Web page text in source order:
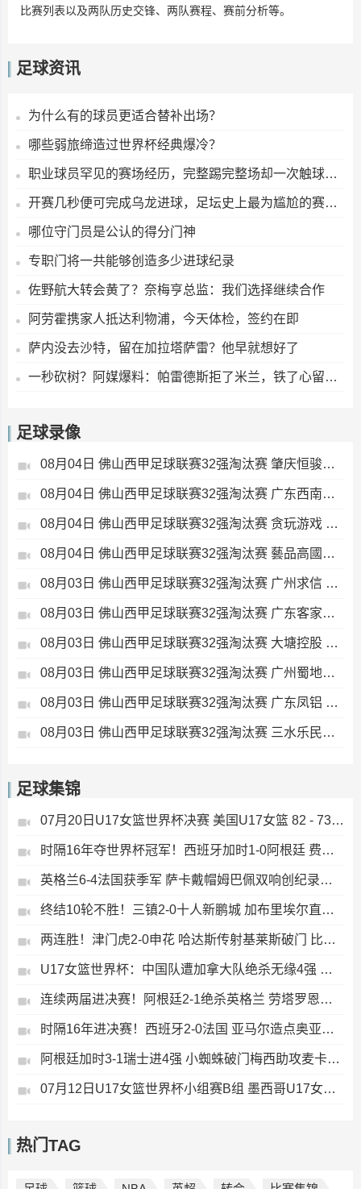
比赛列表以及两队历史交锋、两队赛程、赛前分析等。
足球资讯
为什么有的球员更适合替补出场？
哪些弱旅缔造过世界杯经典爆冷？
职业球员罕见的赛场经历，完整踢完整场却一次触球都没有
开赛几秒便可完成乌龙进球，足坛史上最为尴尬的赛场瞬间
哪位守门员是公认的得分门神
专职门将一共能够创造多少进球纪录
佐野航大转会黄了？奈梅亨总监：我们选择继续合作
阿劳霍携家人抵达利物浦，今天体检，签约在即
萨内没去沙特，留在加拉塔萨雷？他早就想好了
一秒砍树？阿媒爆料：帕雷德斯拒了米兰，铁了心留在博卡
足球录像
08月04日 佛山西甲足球联赛32强淘汰赛 肇庆恒骏成 VS 三七互娱 全场录像
08月04日 佛山西甲足球联赛32强淘汰赛 广东西南建设 VS 香港圣徒 全场录像
08月04日 佛山西甲足球联赛32强淘汰赛 贪玩游戏 VS 美的薪火 全场录像
08月04日 佛山西甲足球联赛32强淘汰赛 藝品高國際 VS 湛江狂狼·粵辉能源 全场录像
08月03日 佛山西甲足球联赛32强淘汰赛 广州求信 VS 顺德新青年 全场录像
08月03日 佛山西甲足球联赛32强淘汰赛 广东客家青年 VS 广州英华思力U17 全场录像
08月03日 佛山西甲足球联赛32强淘汰赛 大塘控股 VS 茂名市点都得 全场录像
08月03日 佛山西甲足球联赛32强淘汰赛 广州蜀地红 VS 广州戴拿模 全场录像
08月03日 佛山西甲足球联赛32强淘汰赛 广东凤铝 VS 湛江八部科技 全场录像
08月03日 佛山西甲足球联赛32强淘汰赛 三水乐民兴健力宝 VS 中国澳门澳科精英 全场录像
足球集锦
07月20日U17女篮世界杯决赛 美国U17女篮 82 - 73 西班牙U17女篮 集锦
时隔16年夺世界杯冠军！西班牙加时1-0阿根廷 费兰制胜恩佐染红
英格兰6-4法国获季军 萨卡戴帽姆巴佩双响创纪录奥利塞2助+失良机
终结10轮不胜！三镇2-0十人新鹏城 加布里埃尔直红 熊继政破门
两连胜！津门虎2-0申花 哈达斯传射基莱斯破门 比赛一度暂停1小时
U17女篮世界杯：中国队遭加拿大队绝杀无缘4强 庞云舒16+10
连续两届进决赛！阿根廷2-1绝杀英格兰 劳塔罗恩佐破门梅西两助攻
时隔16年进决赛！西班牙2-0法国 亚马尔造点奥亚萨瓦尔、波罗破门
阿根廷加时3-1瑞士进4强 小蜘蛛破门梅西助攻麦卡恩博洛假摔染红
07月12日U17女篮世界杯小组赛B组 墨西哥U17女篮51-80中国U17女篮 全场集锦
热门TAG